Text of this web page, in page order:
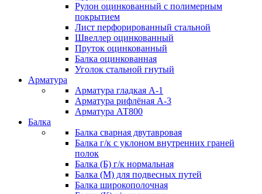
Рулон оцинкованный с полимерным
покрытием
Лист перфорированный стальной
Швеллер оцинкованный
Пруток оцинкованный
Балка оцинкованная
Уголок стальной гнутый
Арматура
Арматура гладкая А-1
Арматура рифлёная А-3
Арматура АТ800
Балка
Балка сварная двутавровая
Балка г/к с уклоном внутренних граней
полок
Балка (Б) г/к нормальная
Балка (М) для подвесных путей
Балка широкополочная